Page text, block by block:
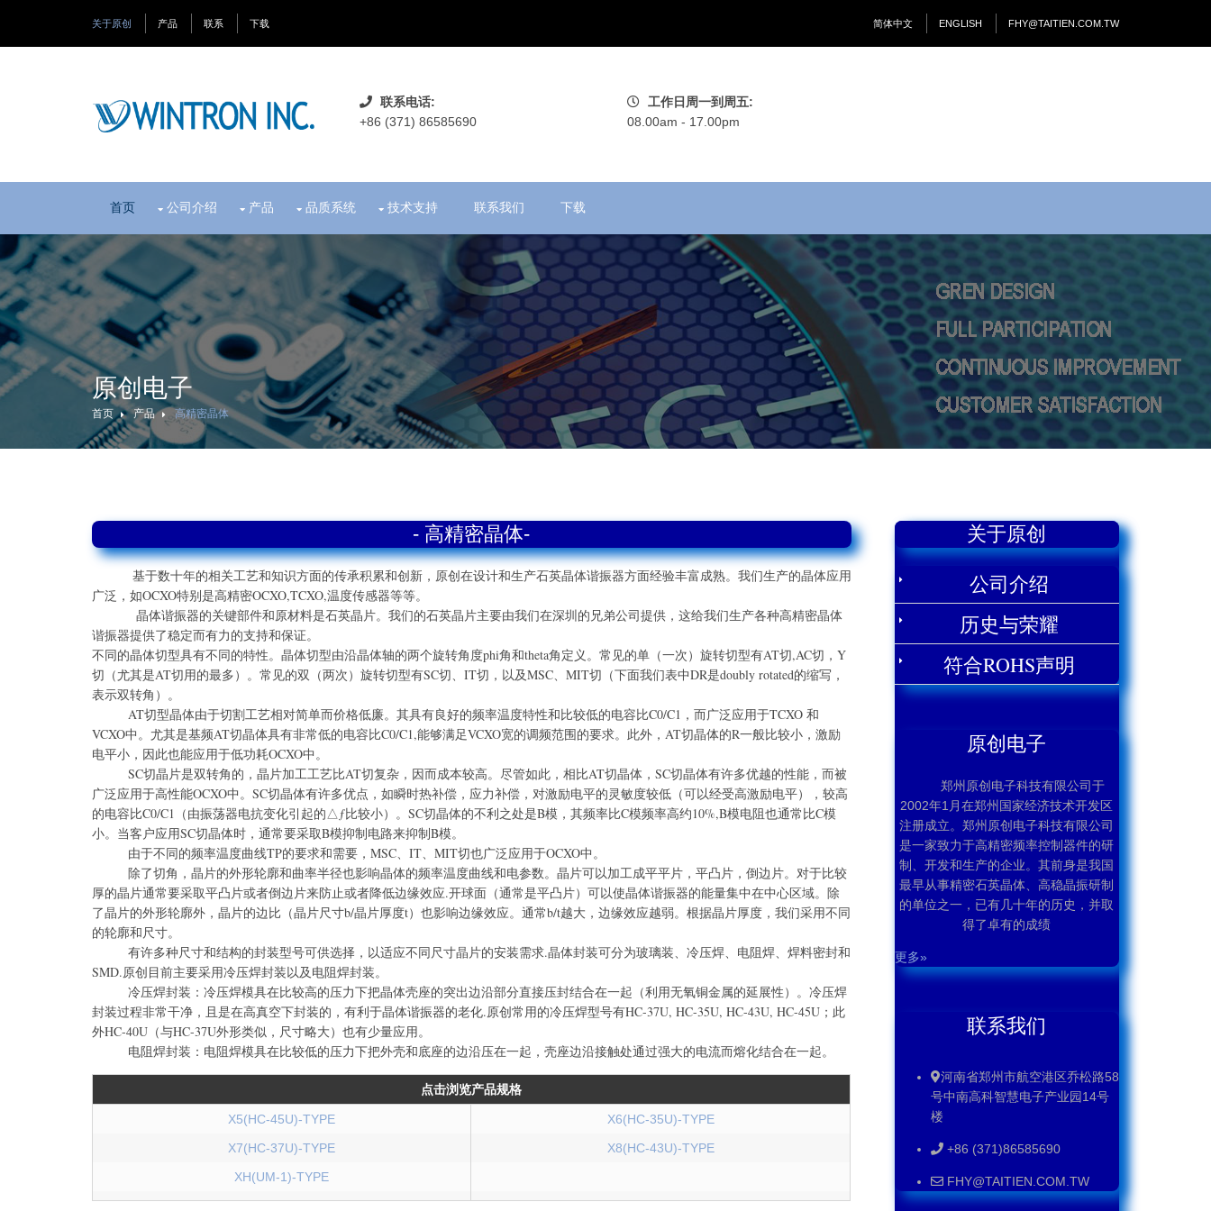
关于原创 产品 联系 下载 FHY@TAITIEN.COM.TW
简体中文 ENGLISH
联系电话:
+86 (371) 86585690
工作日周一到周五:
08.00am - 17.00pm
首页 公司介绍 产品 品质系统 技术支持 联系我们 下载
原创电子
首页 产品 高精密晶体
- 高精密晶体-
基于数十年的相关工艺和知识方面的传承积累和创新，原创在设计和生产石英晶体谐振器方面经验丰富成熟。我们生产的晶体应用
广泛，如OCXO特别是高精密OCXO,TCXO,温度传感器等等。
晶体谐振器的关键部件和原材料是石英晶片。我们的石英晶片主要由我们在深圳的兄弟公司提供，这给我们生产各种高精密晶体
谐振器提供了稳定而有力的支持和保证。
不同的晶体切型具有不同的特性。晶体切型由沿晶体轴的两个旋转角度phi角和theta角定义。常见的单（一次）旋转切型有AT切,AC切，Y
切（尤其是AT切用的最多）。常见的双（两次）旋转切型有SC切、IT切，以及MSC、MIT切（下面我们表中DR是doubly rotated的缩写，
表示双转角）。
AT切型晶体由于切割工艺相对简单而价格低廉。其具有良好的频率温度特性和比较低的电容比C0/C1，而广泛应用于TCXO 和
VCXO中。尤其是基频AT切晶体具有非常低的电容比C0/C1,能够满足VCXO宽的调频范围的要求。此外，AT切晶体的R一般比较小，激励
电平小，因此也能应用于低功耗OCXO中。
SC切晶片是双转角的，晶片加工工艺比AT切复杂，因而成本较高。尽管如此，相比AT切晶体，SC切晶体有许多优越的性能，而被
广泛应用于高性能OCXO中。SC切晶体有许多优点，如瞬时热补偿，应力补偿，对激励电平的灵敏度较低（可以经受高激励电平），较高
的电容比C0/C1（由振荡器电抗变化引起的△ƒ比较小）。SC切晶体的不利之处是B模，其频率比C模频率高约10%,B模电阻也通常比C模
小。当客户应用SC切晶体时，通常要采取B模抑制电路来抑制B模。
由于不同的频率温度曲线TP的要求和需要，MSC、IT、MIT切也广泛应用于OCXO中。
除了切角，晶片的外形轮廓和曲率半径也影响晶体的频率温度曲线和电参数。晶片可以加工成平平片，平凸片，倒边片。对于比较
厚的晶片通常要采取平凸片或者倒边片来防止或者降低边缘效应.开球面（通常是平凸片）可以使晶体谐振器的能量集中在中心区域。除
了晶片的外形轮廓外，晶片的边比（晶片尺寸b/晶片厚度t）也影响边缘效应。通常b/t越大，边缘效应越弱。根据晶片厚度，我们采用不同
的轮廓和尺寸。
有许多种尺寸和结构的封装型号可供选择，以适应不同尺寸晶片的安装需求.晶体封装可分为玻璃装、冷压焊、电阻焊、焊料密封和
SMD.原创目前主要采用冷压焊封装以及电阻焊封装。
冷压焊封装：冷压焊模具在比较高的压力下把晶体壳座的突出边沿部分直接压封结合在一起（利用无氧铜金属的延展性）。冷压焊
封装过程非常干净，且是在高真空下封装的，有利于晶体谐振器的老化.原创常用的冷压焊型号有HC-37U, HC-35U, HC-43U, HC-45U；此
外HC-40U（与HC-37U外形类似，尺寸略大）也有少量应用。
电阻焊封装：电阻焊模具在比较低的压力下把外壳和底座的边沿压在一起，壳座边沿接触处通过强大的电流而熔化结合在一起。
点击浏览产品规格
X5(HC-45U)-TYPE
X6(HC-35U)-TYPE
X7(HC-37U)-TYPE
X8(HC-43U)-TYPE
XH(UM-1)-TYPE
关于原创
公司介绍
历史与荣耀
符合ROHS声明
原创电子
郑州原创电子科技有限公司于
2002年1月在郑州国家经济技术开发区
注册成立。郑州原创电子科技有限公司
是一家致力于高精密频率控制器件的研
制、开发和生产的企业。其前身是我国
最早从事精密石英晶体、高稳晶振研制
的单位之一，已有几十年的历史，并取
得了卓有的成绩
更多»
联系我们
河南省郑州市航空港区乔松路58
号中南高科智慧电子产业园14号
楼
+86 (371)86585690
FHY@TAITIEN.COM.TW